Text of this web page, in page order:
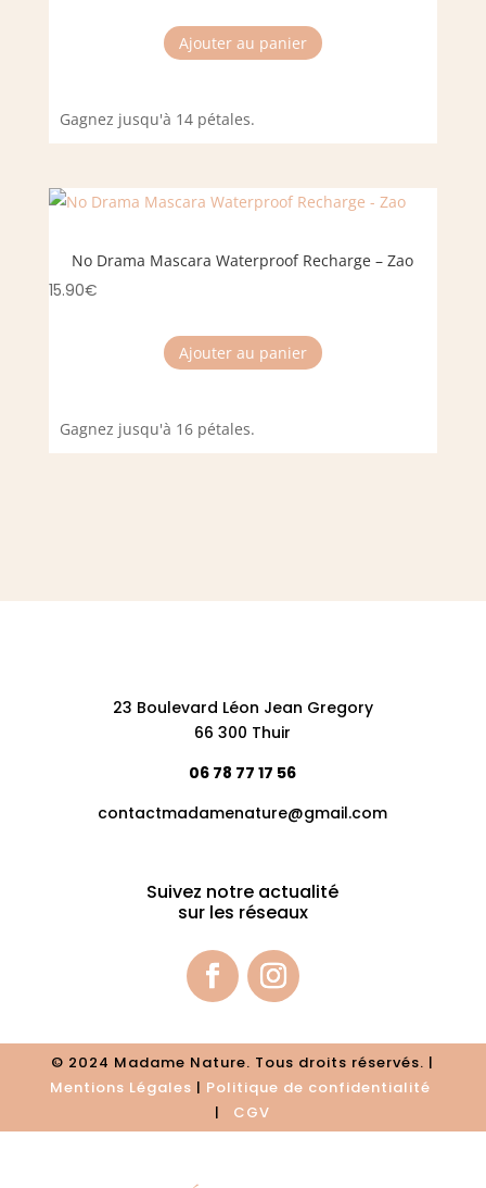
Ajouter au panier
Gagnez jusqu'à 14 pétales.
No Drama Mascara Waterproof Recharge – Zao
15.90€
Ajouter au panier
Gagnez jusqu'à 16 pétales.
23 Boulevard Léon Jean Gregory
66 300 Thuir
06 78 77 17 56
contactmadamenature@gmail.com
Suivez notre actualité
sur les réseaux
© 2024 Madame Nature. Tous droits réservés. |
Mentions Légales | Politique de confidentialité
| CGV